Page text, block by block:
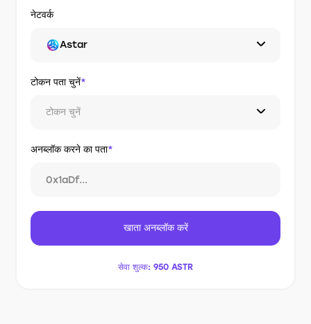
नेटवर्क
Astar
टोकन पता चुनें*
टोकन चुनें
अनब्लॉक करने का पता*
खाता अनब्लॉक करें
सेवा शुल्क: 950 ASTR